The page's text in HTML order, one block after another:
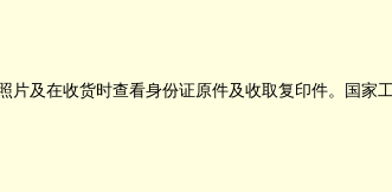
及在收货时查看身份证原件及收取复印件。国家